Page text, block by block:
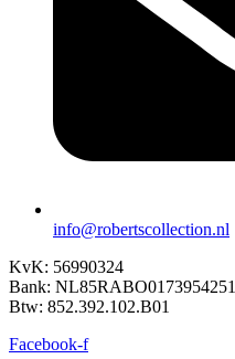
info@robertscollection.nl
KvK: 56990324
Bank: NL85RABO0173954251
Btw: 852.392.102.B01
Facebook-f